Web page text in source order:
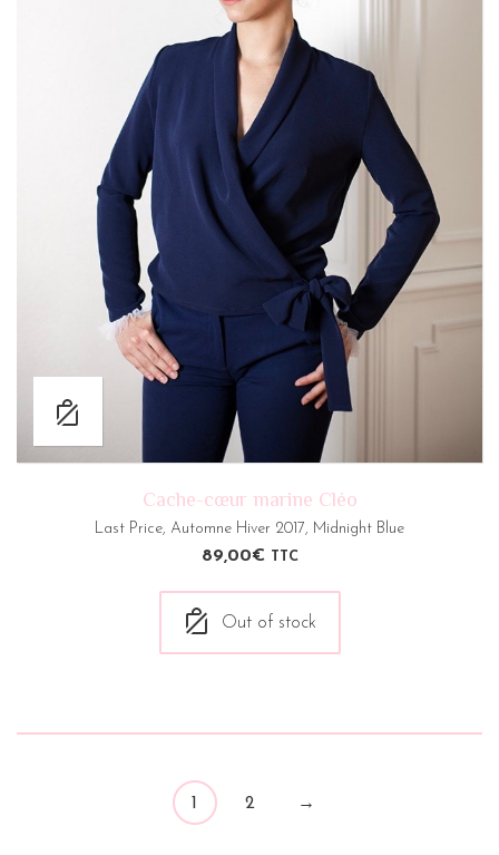
Cache-cœur marine Cléo
Last Price, Automne Hiver 2017, Midnight Blue
89,00€ TTC
Out of stock
1 2 →